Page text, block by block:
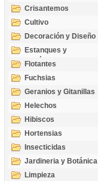
Crisantemos
Cultivo
Decoración y Diseño
Estanques y
Acuáticas
Flotantes
Fuchsias
Geranios y Gitanillas
Helechos
Hibiscos
Hortensias
Insecticidas
Jardineria y Botánica
Limpieza